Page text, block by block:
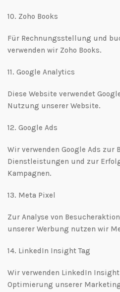
10.⁠ ⁠Zoho Books
Für Rechnungsstellung und
verwenden wir Zoho Books.
11.⁠ ⁠Google Analytics
Diese Website verwendet
Nutzung unserer Website.
12.⁠ ⁠Google Ads
Wir verwenden Google Ads zur
Dienstleistungen und zur
Kampagnen.
13.⁠ ⁠Meta Pixel
Zur Analyse von
unserer Werbung nutzen wir
14.⁠ ⁠LinkedIn Insight Tag
Wir verwenden LinkedIn Insight
Optimierung unserer